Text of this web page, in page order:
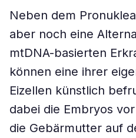
Neben dem
aber noch eine
mtDNA-basierten
können eine ihrer
Eizellen künstlich
dabei die Embryos
die Gebärmutter auf